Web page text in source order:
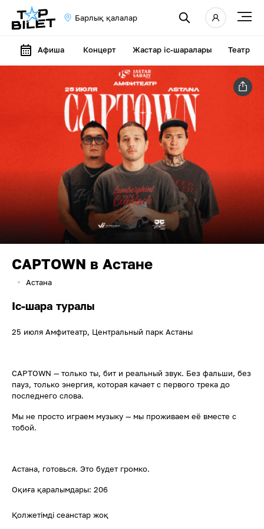
Барлық қалалар
Афиша Концерт Жастар іс-шаралары Театр
CAPTOWN в Астане
Астана
Іс-шара туралы
25 июля Амфитеатр, Центральный парк Астаны
CAPTOWN — только ты, бит и реальный звук. Без фальши, без
пауз, только энергия, которая качает с первого трека до
последнего слова.
Мы не просто играем музыку — мы проживаем её вместе с
тобой.
Астана, готовься. Это будет громко.
Оқиға қаралымдары: 206
Қолжетімді сеанстар жоқ